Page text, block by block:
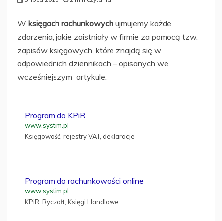
W księgach rachunkowych ujmujemy każde
zdarzenia, jakie zaistniały w firmie za pomocą tzw.
zapisów księgowych, które znajdą się w
odpowiednich dziennikach – opisanych we
wcześniejszym artykule.
Program do KPiR
www.systim.pl
Księgowość, rejestry VAT, deklaracje
Program do rachunkowości online
www.systim.pl
KPiR, Ryczałt, Księgi Handlowe